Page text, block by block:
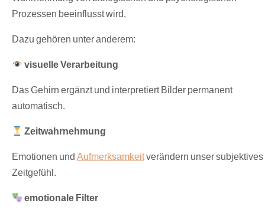
Prozessen beeinflusst wird.
Dazu gehören unter anderem:
visuelle Verarbeitung
Das Gehirn ergänzt und interpretiert Bilder permanent
automatisch.
Zeitwahrnehmung
Emotionen und Aufmerksamkeitverändern unser subjektives
Zeitgefühl.
emotionale Filter